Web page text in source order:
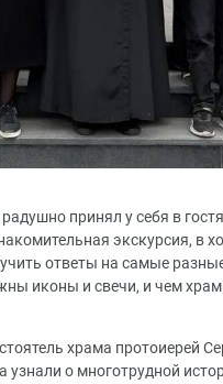
принял у себя в
экскурсия, в
ответы на самые
иконы и свечи, и чем храм
храма протоиерей
о многотрудной